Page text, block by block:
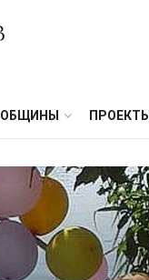
ОБЩИНЫ ПРОЕКТЫ